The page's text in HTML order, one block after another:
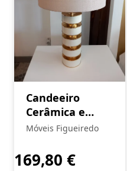
Candeeiro
Cerâmica e
Metal Dourado
Móveis Figueiredo
169,80 €